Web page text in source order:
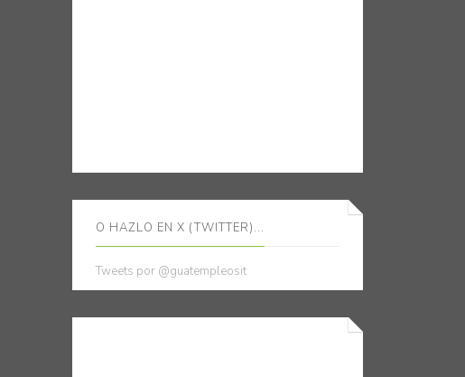
O HAZLO EN X (TWITTER)...
Tweets por @guatempleosit